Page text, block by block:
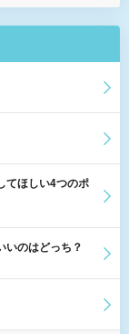
てほしい4つのポ
いのはどっち？